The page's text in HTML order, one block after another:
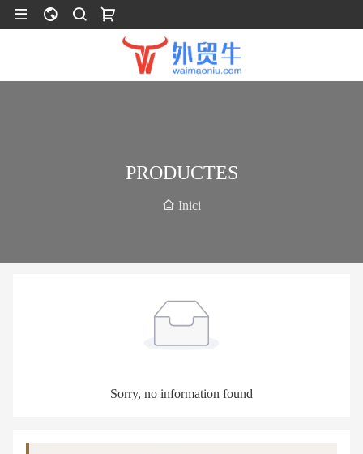
PRODUCTES
Inici
Sorry, no information found